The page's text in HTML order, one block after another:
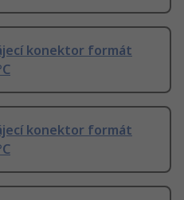
konektor formát
konektor formát